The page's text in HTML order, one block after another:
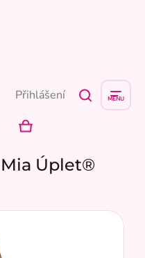
Přihlášení
NÁKUPNÍ
Úplet®